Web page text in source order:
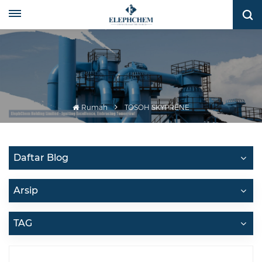
Rumah TOSOH SKYPRENE
Daftar Blog
Arsip
TAG